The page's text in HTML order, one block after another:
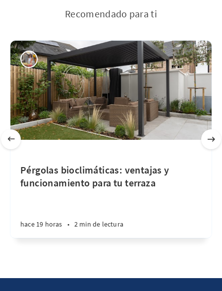
Recomendado para ti
Pérgolas bioclimáticas: ventajas y
funcionamiento para tu terraza
hace 19 horas • 2 min de lectura